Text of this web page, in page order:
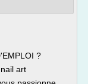
?
art